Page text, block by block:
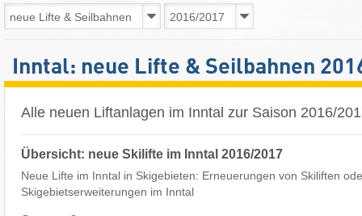
Inntal: neue Lifte & Seilbahnen
Alle neuen Liftanlagen im Inntal zur Saison 2016/
Übersicht: neue Skilifte im Inntal 2016/2017
Neue Lifte im Inntal in Skigebieten: Erneuerungen von Skiliften
Skigebietserweiterungen im Inntal